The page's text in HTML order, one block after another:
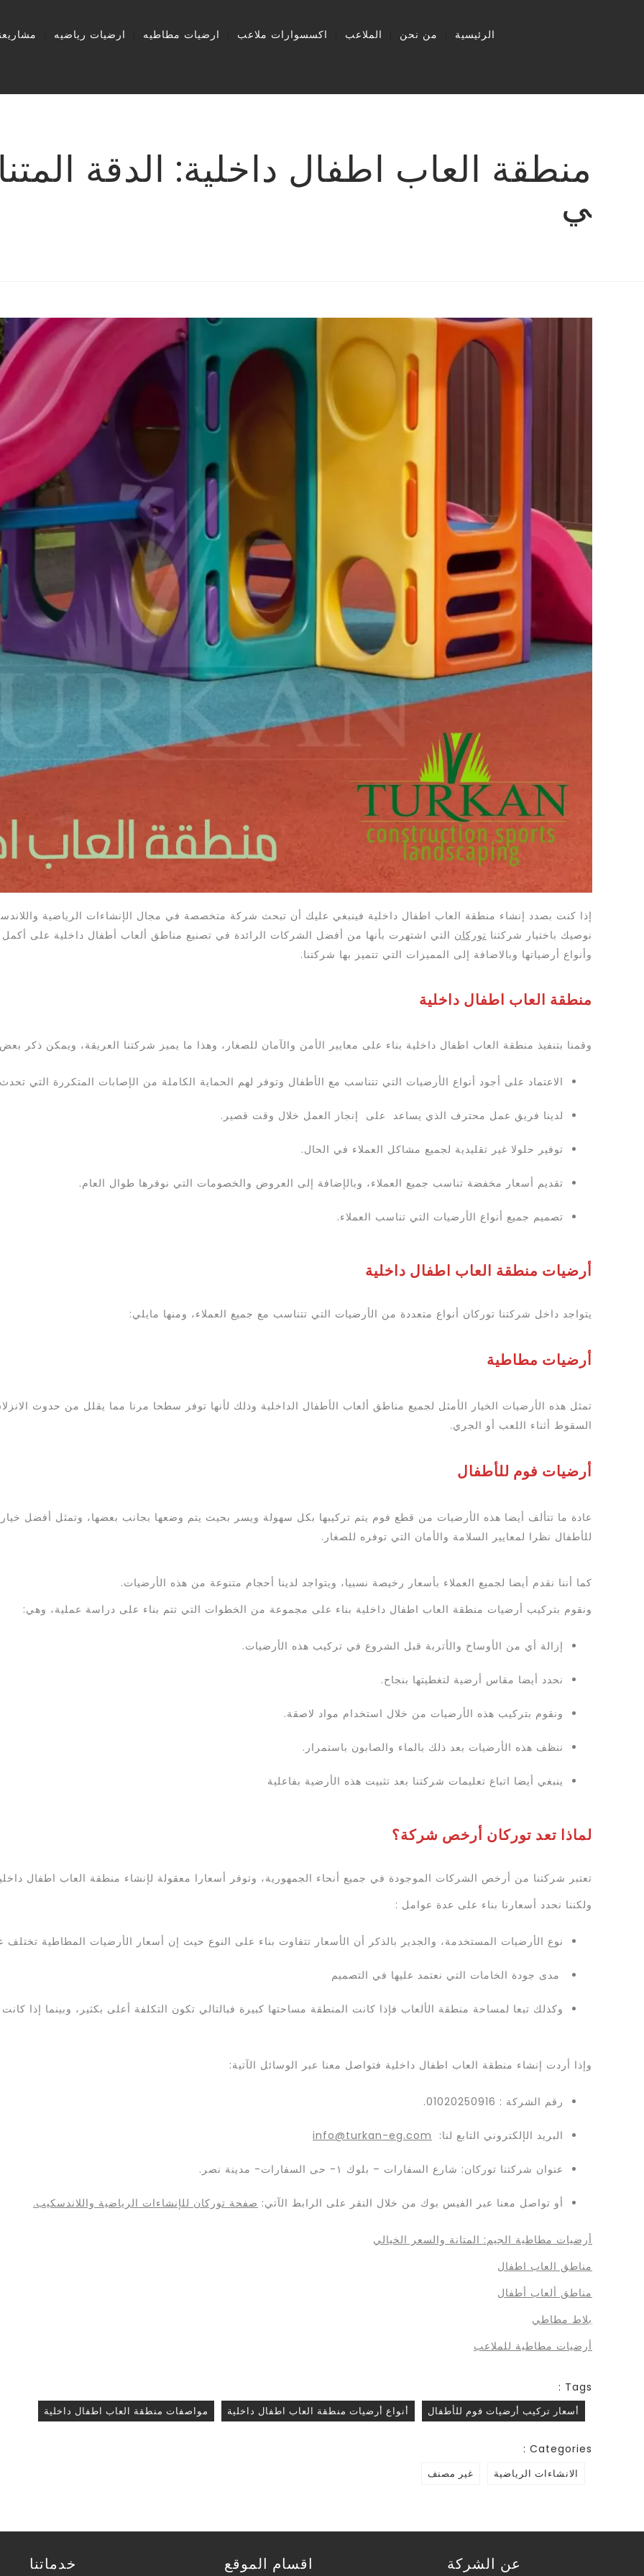
الرئيسية من نحن الملاعب اكسسوارات ملاعب ارضيات مطاطيه ارضيات رياضيه
منطقة العاب اطفال داخلية: الدقة
ي
إذا كنت بصدد إنشاء منطقة العاب اطفال داخلية فينبغي عليك أن تبحث شركة متخصصة في مجال الإنشاءات الرياضية
نوصيك باختيار شركتنا توركان التي اشتهرت بأنها من أفضل الشركات الرائدة في تصنيع مناطق ألعاب أطفال داخلية على
وأنواع أرضياتها وبالاضافة إلى المميزات التي تتميز بها شركتنا.
منطقة العاب اطفال داخلية
وقمنا بتنفيذ منطقة العاب اطفال داخلية بناء على معايير الأمن والآمان للصغار، وهذا ما يميز شركتنا العريقة، ويمكن ذكر
الاعتماد على أجود أنواع الأرضيات التي تتناسب مع الأطفال وتوفر لهم الحماية الكاملة من الإصابات المتكررة التي
لدينا فريق عمل محترف الذي يساعد على إنجاز العمل خلال وقت قصير.
توفير حلولا غير تقليدية لجميع مشاكل العملاء في الحال.
تقديم أسعار مخفضة تناسب جميع العملاء، وبالإضافة إلى العروض والخصومات التي نوفرها طوال العام.
تصميم جميع أنواع الأرضيات التي تناسب العملاء.
أرضيات منطقة العاب اطفال داخلية
يتواجد داخل شركتنا توركان أنواع متعددة من الأرضيات التي تتناسب مع جميع العملاء، ومنها مايلي:
أرضيات مطاطية
تمثل هذه الأرضيات الخيار الأمثل لجميع مناطق ألعاب الأطفال الداخلية وذلك لأنها توفر سطحا مرنا مما يقلل من حدوث
السقوط أثناء اللعب أو الجري.
أرضيات فوم للأطفال
عادة ما تتألف أيضا هذه الأرضيات من قطع فوم يتم تركيبها بكل سهولة ويسر بحيث يتم وضعها بجانب بعضها، وتمثل أفضل
للأطفال نظرا لمعايير السلامة والأمان التي توفره للصغار.
كما أننا نقدم أيضا لجميع العملاء بأسعار رخيصة نسبيا، ويتواجد لدينا أحجام متنوعة من هذه الأرضيات.
ونقوم بتركيب أرضيات منطقة العاب اطفال داخلية بناء على مجموعة من الخطوات التي تتم بناء على دراسة عملية، وهي:
إزالة أي من الأوساخ والأتربة قبل الشروع في تركيب هذه الأرضيات.
نحدد أيضا مقاس أرضية لتغطيتها بنجاح.
ونقوم بتركيب هذه الأرضيات من خلال استخدام مواد لاصقة.
ننظف هذه الأرضيات بعد ذلك بالماء والصابون باستمرار.
ينبغي أيضا اتباع تعليمات شركتنا بعد تثبيت هذه الأرضية بفاعلية
لماذا تعد توركان أرخص شركة؟
تعتبر شركتنا من أرخص الشركات الموجودة في جميع أنحاء الجمهورية، وتوفر أسعارا معقولة لإنشاء منطقة العاب اطفال
ولكننا نحدد أسعارنا بناء على عدة عوامل :
نوع الأرضيات المستخدمة، والجدير بالذكر أن الأسعار تتفاوت بناء على النوع حيث إن أسعار الأرضيات المطاطية تختلف
مدى جودة الخامات التي نعتمد عليها في التصميم
وكذلك تبعا لمساحة منطقة الألعاب فإذا كانت المنطقة مساحتها كبيرة فبالتالي تكون التكلفة أعلى بكثير، وبينما إذا
وإذا أردت إنشاء منطقة العاب اطفال داخلية فتواصل معنا عبر الوسائل الآتية:
رقم الشركة : 01020250916.
البريد الإلكتروني التابع لنا: info@turkan-eg.com
عنوان شركتنا توركان: شارع السفارات – بلوك ١- حى السفارات- مدينة نصر.
أو تواصل معنا عبر الفيس بوك من خلال النقر على الرابط الآتي: صفحة توركان للإنشاءات الرياضية واللاندسكيب.
أرضيات مطاطية الجيم: المتانة والسعر الخيالي
مناطق العاب اطفال
مناطق ألعاب أطفال
بلاط مطاطي
أرضيات مطاطية للملاعب
Tags :
أسعار تركيب أرضيات فوم للأطفال أنواع أرضيات منطقة العاب اطفال داخلية مواصفات منطقة العاب اطفال داخلية
Categories :
الانشاءات الرياضية غير مصنف
خدماتنا اقسام الموقع عن الشركة